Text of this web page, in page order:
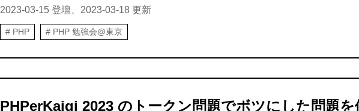
2023-03-15 登壇、 2023-03-18 更新
PHP PHP 勉強会@東京
PHPerKaigi 2023 のトークン問題でボツにした問題を